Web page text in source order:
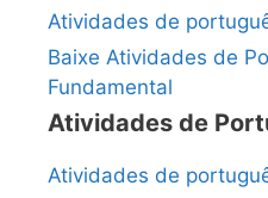
Atividades de
Baixe Atividades de
Fundamental
Atividades de
Atividades de